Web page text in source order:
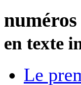
numéros
en texte
Le